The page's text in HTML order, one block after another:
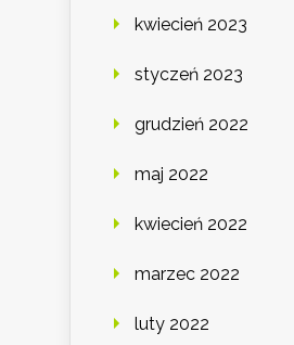
kwiecień 2023
styczeń 2023
grudzień 2022
maj 2022
kwiecień 2022
marzec 2022
luty 2022